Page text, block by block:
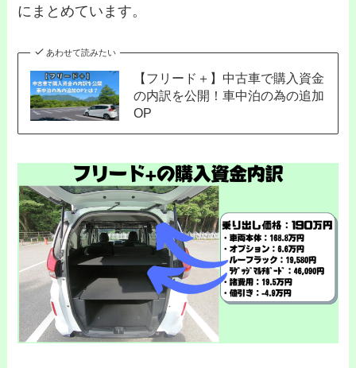
にまとめています。
あわせて読みたい
【フリード＋】中古車で購入資金
の内訳を公開！車中泊の為の追加
OP